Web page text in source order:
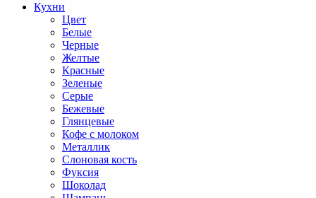
Кухни
Цвет
Белые
Черные
Желтые
Красные
Зеленые
Серые
Бежевые
Глянцевые
Кофе с молоком
Металлик
Слоновая кость
Фуксия
Шоколад